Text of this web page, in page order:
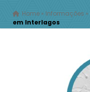
Home » Informações »
em Interlagos